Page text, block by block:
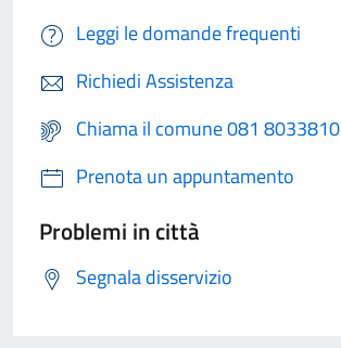
Leggi le domande frequenti
Richiedi Assistenza
Chiama il comune 081 8033810
Prenota un appuntamento
Problemi in città
Segnala disservizio